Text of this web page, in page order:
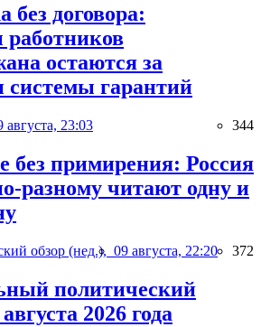
без договора:
остаются за
системы гарантий
августа, 23:03 344
без примирения: Россия
разному читают одну и
обзор (нед.), 09 августа, 22:20 372
политический
2026 года